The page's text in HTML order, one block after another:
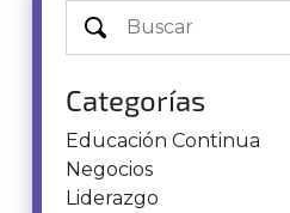
Categorías
Educación Continua
Negocios
Liderazgo